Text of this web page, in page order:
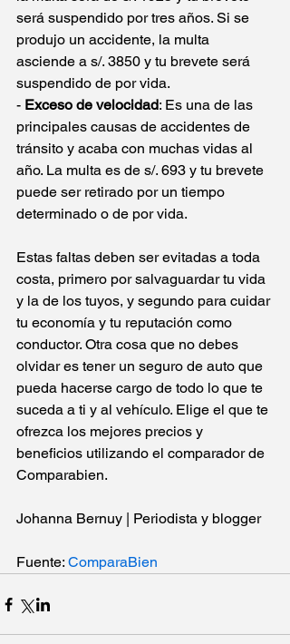
será suspendido por tres años. Si se
produjo un accidente, la multa
asciende a s/. 3850 y tu brevete será
suspendido de por vida.
- Exceso de velocidad: Es una de las
principales causas de accidentes de
tránsito y acaba con muchas vidas al
año. La multa es de s/. 693 y tu brevete
puede ser retirado por un tiempo
determinado o de por vida.
Estas faltas deben ser evitadas a toda
costa, primero por salvaguardar tu vida
y la de los tuyos, y segundo para cuidar
tu economía y tu reputación como
conductor. Otra cosa que no debes
olvidar es tener un seguro de auto que
pueda hacerse cargo de todo lo que te
suceda a ti y al vehículo. Elige el que te
ofrezca los mejores precios y
beneficios utilizando el comparador de
Comparabien.
Johanna Bernuy | Periodista y blogger
Fuente: ComparaBien